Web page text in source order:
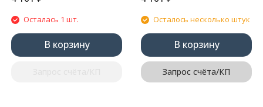
Осталась 1 шт.
В корзину
Осталось несколько штук
В корзину
Запрос счёта/КП